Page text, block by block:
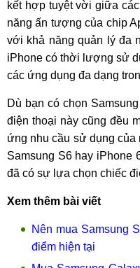
kết hợp tuyệt vời giữa
năng ấn tượng của chip
với khả năng quản lý đa
iPhone có thời lượng sử
các ứng dụng đa dạng
Dù bạn có chọn
điện thoại này cũng đều
ứng nhu cầu sử dụng
Samsung S6 hay iPhone
đã có sự lựa chọn chiếc
Xem thêm bài viết
Nên mua Samsung
điểm hiện tại